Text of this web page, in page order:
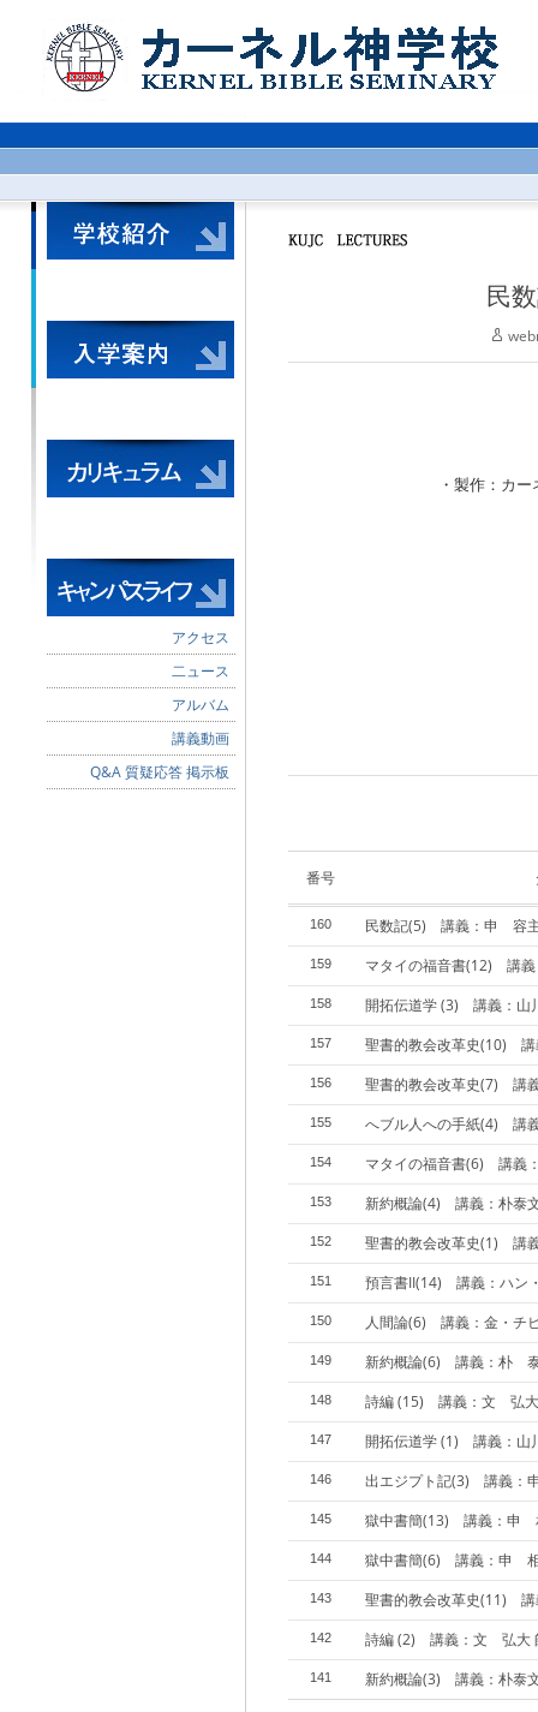
アクセス
二ュース
アルバム
講義動画
Q&A 質疑応答 掲示板
民
・製作：カ
番号
160 民数記(5) 講義：申 容
159 マタイの福音書(12) 講
158 開拓伝道学 (3) 講義：山
157 聖書的教会改革史(10)
156 聖書的教会改革史(7) 講
155 へブル人への手紙(4) 講
154 マタイの福音書(6) 講義
153 新約概論(4) 講義：朴泰
152 聖書的教会改革史(1) 講
151 預言書II(14) 講義：ハン
150 人間論(6) 講義：金・チ
149 新約概論(6) 講義：朴
148 詩編 (15) 講義：文 弘
147 開拓伝道学 (1) 講義：山
146 出エジプト記(3) 講義
145 獄中書簡(13) 講義：申
144 獄中書簡(6) 講義：申
143 聖書的教会改革史(11)
142 詩編 (2) 講義：文 弘大
141 新約概論(3) 講義：朴泰